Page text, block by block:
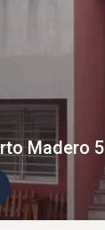
Madero 5